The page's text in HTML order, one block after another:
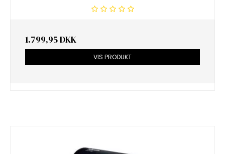
1.799,95 DKK
VIS PRODUKT